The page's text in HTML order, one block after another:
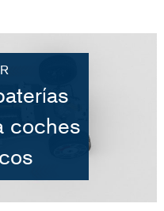
coches